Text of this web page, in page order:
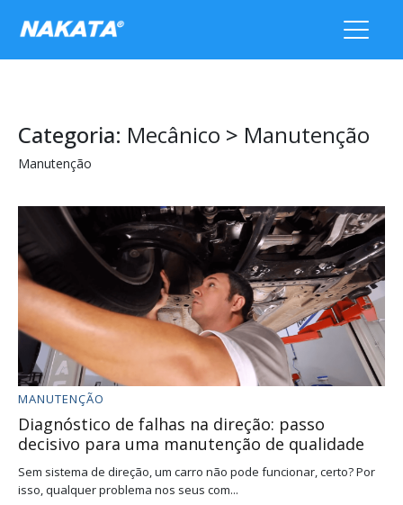
Categoria: Mecânico > Manutenção
Manutenção
MANUTENÇÃO
Diagnóstico de falhas na direção: passo
decisivo para uma manutenção de qualidade
Sem sistema de direção, um carro não pode funcionar, certo? Por
isso, qualquer problema nos seus com...